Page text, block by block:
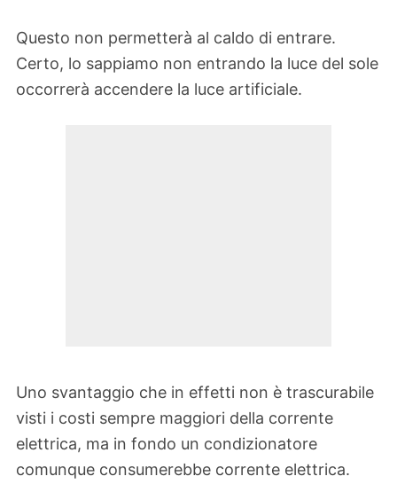
Questo non permetterà al caldo di entrare.
Certo, lo sappiamo non entrando la luce del sole
occorrerà accendere la luce artificiale.
Uno svantaggio che in effetti non è trascurabile
visti i costi sempre maggiori della corrente
elettrica, ma in fondo un condizionatore
comunque consumerebbe corrente elettrica.